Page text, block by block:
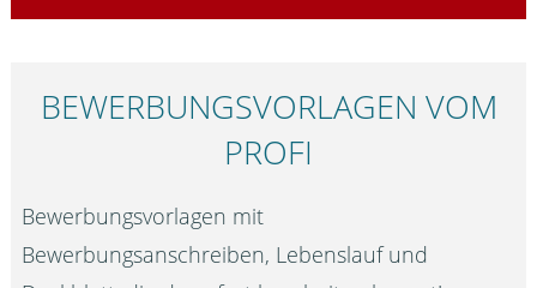
BEWERBUNGS­VORLAGEN VOM
PROFI
Bewerbungsvorlagen mit
Bewerbungsanschreiben, Lebenslauf und